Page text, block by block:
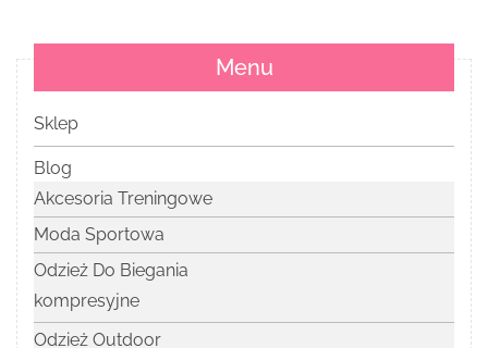
Menu
Sklep
Blog
Akcesoria Treningowe
Moda Sportowa
Odzież Do Biegania
kompresyjne
Odzież Outdoor